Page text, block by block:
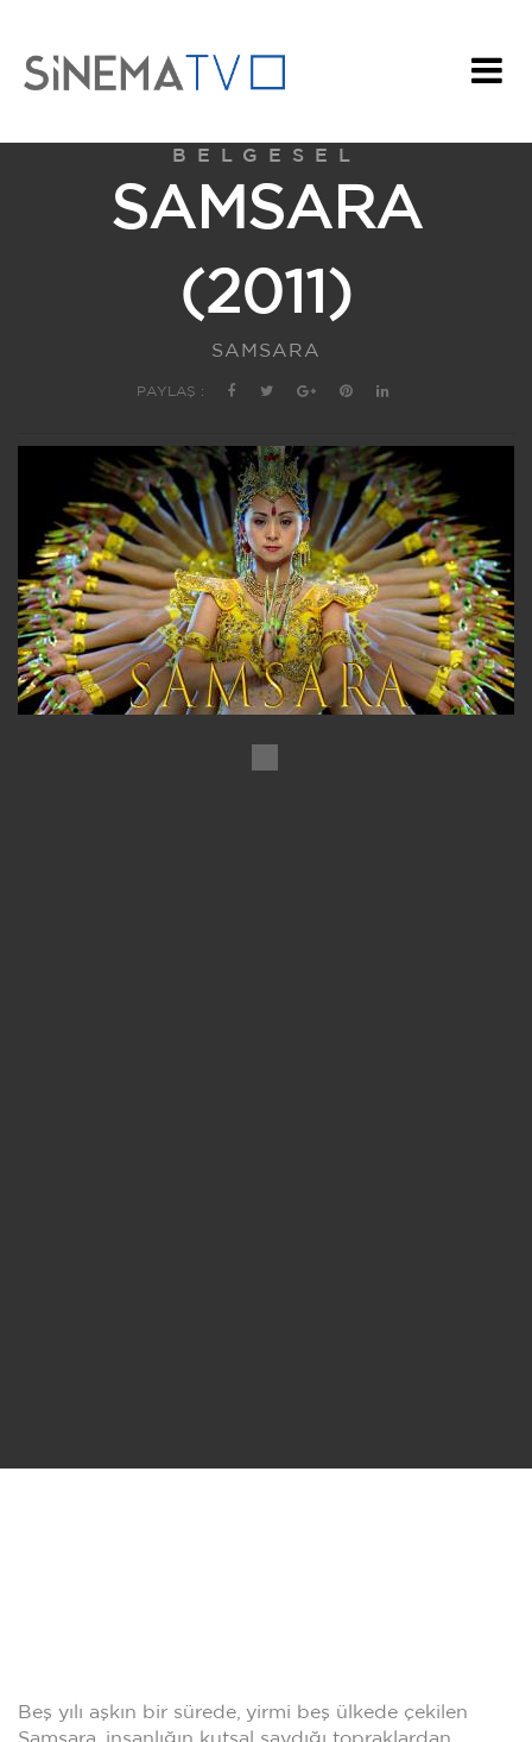
BELGESEL
SAMSARA
(2011)
SAMSARA
PAYLAŞ :
Beş yılı aşkın bir sürede, yirmi beş ülkede çekilen